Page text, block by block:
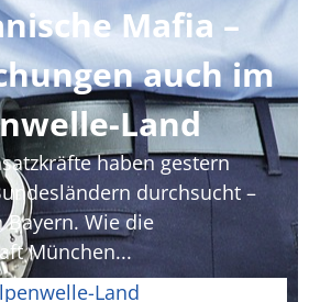
Mafia –
auch im
Land
haben gestern
durchsucht –
Wie die
München...
Land